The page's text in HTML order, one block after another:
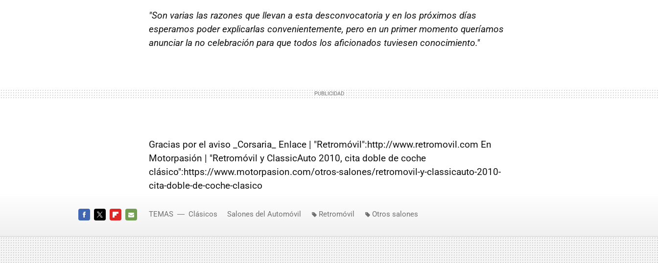
"Son varias las razones que llevan a esta desconvocatoria y en los próximos días
esperamos poder explicarlas convenientemente, pero en un primer momento queríamos
anunciar la no celebración para que todos los aficionados tuviesen conocimiento."
Gracias por el aviso _Corsaria_ Enlace | "Retromóvil":http://www.retromovil.com En
Motorpasión | "Retromóvil y ClassicAuto 2010, cita doble de coche
clásico":https://www.motorpasion.com/otros-salones/retromovil-y-classicauto-2010-
cita-doble-de-coche-clasico
MAIL
TEMAS Clásicos Salones del Automóvil Retromóvil Otros salones